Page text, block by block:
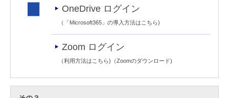
OneDrive ログイン
（ 「Microsoft365」の導入方法はこちら)
Zoom ログイン
（利用方法はこちら)（Zoomのダウンロード)